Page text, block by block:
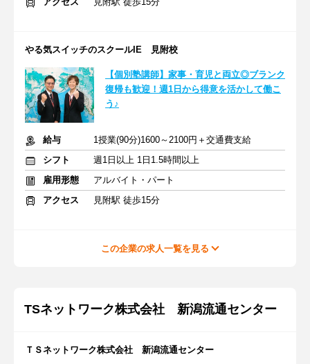
やる気スイッチのスクールIE 見附校
【個別塾講師】家事・育児と両立◎ブランク
復帰も歓迎！週1日から得意を活かして働こ
う♪
給与
1授業(90分)1600～2100円＋交通費支給
シフト
週1日以上 1日1.5時間以上
雇用形態
アルバイト・パート
アクセス
見附駅 徒歩15分
この企業の求人一覧を見る
TSネットワーク株式会社 新潟流通センター
ＴＳネットワーク株式会社 新潟流通センター